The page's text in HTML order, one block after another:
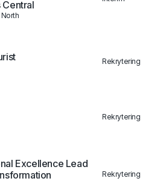
Central
Rekrytering
Rekrytering
Excellence Lead
Rekrytering